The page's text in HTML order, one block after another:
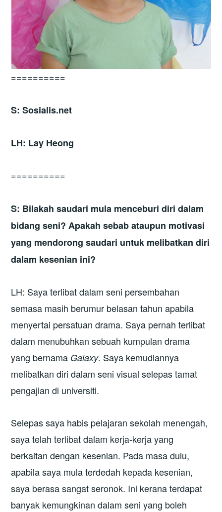
==========
S: Sosialis.net
LH: Lay Heong
==========
S: Bilakah saudari mula menceburi diri dalam
bidang seni? Apakah sebab ataupun motivasi
yang mendorong saudari untuk melibatkan diri
dalam kesenian ini?
LH: Saya terlibat dalam seni persembahan
semasa masih berumur belasan tahun apabila
menyertai persatuan drama. Saya pernah terlibat
dalam menubuhkan sebuah kumpulan drama
yang bernama Galaxy. Saya kemudiannya
melibatkan diri dalam seni visual selepas tamat
pengajian di universiti.
Selepas saya habis pelajaran sekolah menengah,
saya telah terlibat dalam kerja-kerja yang
berkaitan dengan kesenian. Pada masa dulu,
apabila saya mula terdedah kepada kesenian,
saya berasa sangat seronok. Ini kerana terdapat
banyak kemungkinan dalam seni yang boleh